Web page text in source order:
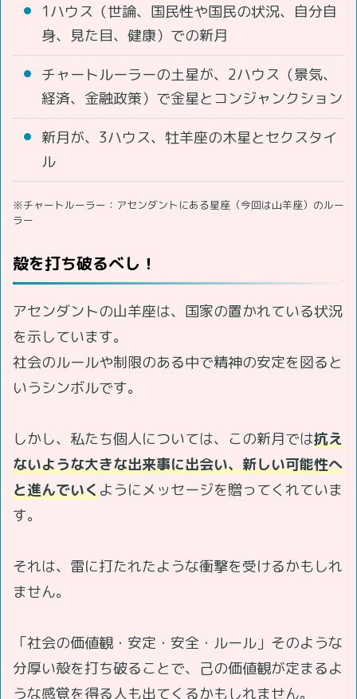
1ハウス（世論、国民性や国民の状況、自分自
身、見た目、健康）での新月
チャートルーラーの土星が、2ハウス（景気、
経済、金融政策）で金星とコンジャンクション
新月が、3ハウス、牡羊座の木星とセクスタイ
ル
※チャートルーラー：アセンダントにある星座（今回は山羊座）のルー
ラー
殻を打ち破るべし！
アセンダントの山羊座は、国家の置かれている状況
を示しています。
社会のルールや制限のある中で精神の安定を図ると
いうシンボルです。
しかし、私たち個人については、この新月では抗え
ないような大きな出来事に出会い、新しい可能性へ
と進んでいくようにメッセージを贈ってくれていま
す。
それは、雷に打たれたような衝撃を受けるかもしれ
ません。
「社会の価値観・安定・安全・ルール」そのような
分厚い殻を打ち破ることで、己の価値観が定まるよ
うな感覚を得る人も出てくるかもしれません。